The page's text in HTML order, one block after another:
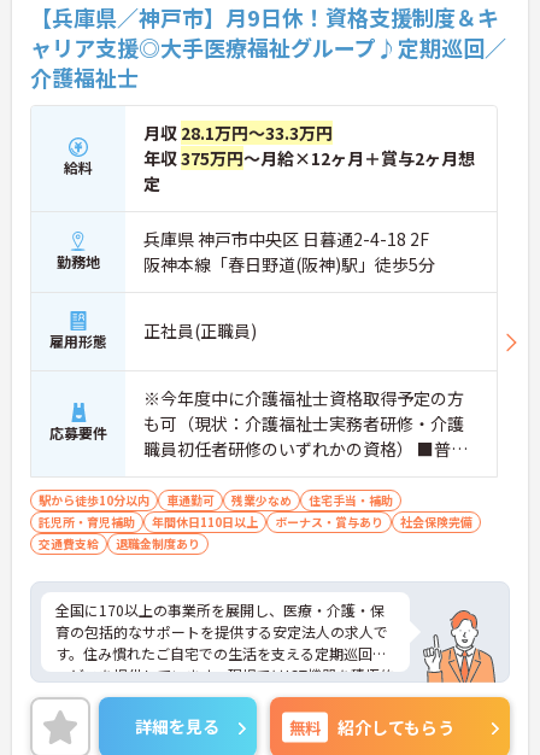
【兵庫県／神戸市】月9日休！資格支援制度＆キ
ャリア支援◎大手医療福祉グループ♪定期巡回／
介護福祉士
給料
月収 28.1万円～33.3万円
年収375万円～月給×12ヶ月＋賞与2ヶ月想
定
勤務地
兵庫県 神戸市中央区 日暮通2-4-18 2F
阪神本線「春日野道(阪神)駅」徒歩5分
雇用形態 正社員(正職員)
応募要件
※今年度中に介護福祉士資格取得予定の方
も可（現状：介護福祉士実務者研修・介護
職員初任者研修のいずれかの資格） ■普通
自動車運転免許（AT限定可）必須 ※有料老
人ホーム、グループホーム、サービス付き
高齢者向け住宅、訪問介護、病院等での介
護やリハビリ経験あれば尚可 ※介護支援専
門員歓迎
駅から徒歩10分以内 車通勤可 残業少なめ
住宅手当・補助
託児所・育児補助
年間休日110日以上 ボーナス・賞与あり
社会保険完備
交通費支給
退職金制度あり
全国に170以上の事業所を展開し、医療・介護・保
育の包括的なサポートを提供する安定法人の求人で
す。住み慣れたご自宅での生活を支える定期巡回サ
ービスを提供しています。現場ではICT機器を積極的
に導入し、オペレーターとの連携体制もしっかり整
っているため、有資格者の方が身体的負担や不安を
抑えながら専門性を存分に活かせる環境です。さら
詳細を見る 無料 紹介してもらう